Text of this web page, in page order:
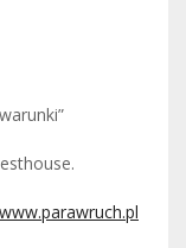
www.parawruch.pl